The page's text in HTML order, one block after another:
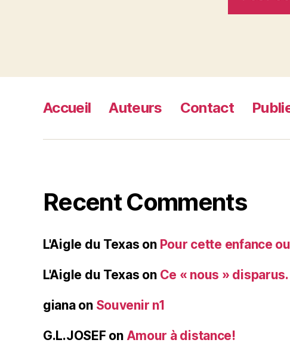
Accueil Auteurs Contact
Recent Comments
L'Aigle du Texas on Pour cette enfance
L'Aigle du Texas on Ce « nous » disparus.
gianaon Souvenir n1
G.L.JOSEF on Amour à distance!